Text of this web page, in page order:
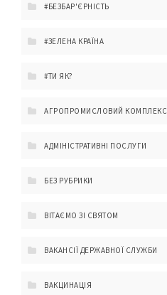
#БЕЗБАР'ЄРНІСТЬ
#ЗЕЛЕНА КРАЇНА
#ТИ ЯК?
АГРОПРОМИСЛОВИЙ КОМПЛЕКС
АДМІНІСТРАТИВНІ ПОСЛУГИ
БЕЗ РУБРИКИ
ВІТАЄМО ЗІ СВЯТОМ
ВАКАНСІЇ ДЕРЖАВНОЇ СЛУЖБИ
ВАКЦИНАЦІЯ